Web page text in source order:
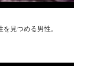
見つめる男性。